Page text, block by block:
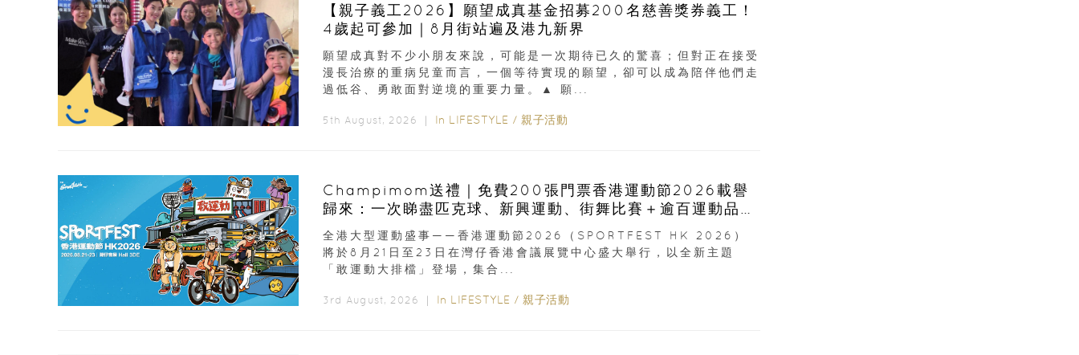
【親子義工2026】願望成真基金招募200名慈善獎券義工！
4歲起可參加｜8月街站遍及港九新界
願望成真對不少小朋友來說，可能是一次期待已久的驚喜；但對正在接受
漫長治療的重病兒童而言，一個等待實現的願望，卻可以成為陪伴他們走
過低谷、勇敢面對逆境的重要力量。▲ 願...
5th August, 2026 ｜ In LIFESTYLE / 親子活動
Champimom送禮｜免費200張門票香港運動節2026載譽
歸來：一次睇盡匹克球、新興運動、街舞比賽＋逾百運動品牌
展覽
全港大型運動盛事——香港運動節2026（SPORTFEST HK 2026）
將於8月21日至23日在灣仔香港會議展覽中心盛大舉行，以全新主題
「敢運動大排檔」登場，集合...
3rd August, 2026 ｜ In LIFESTYLE / 親子活動